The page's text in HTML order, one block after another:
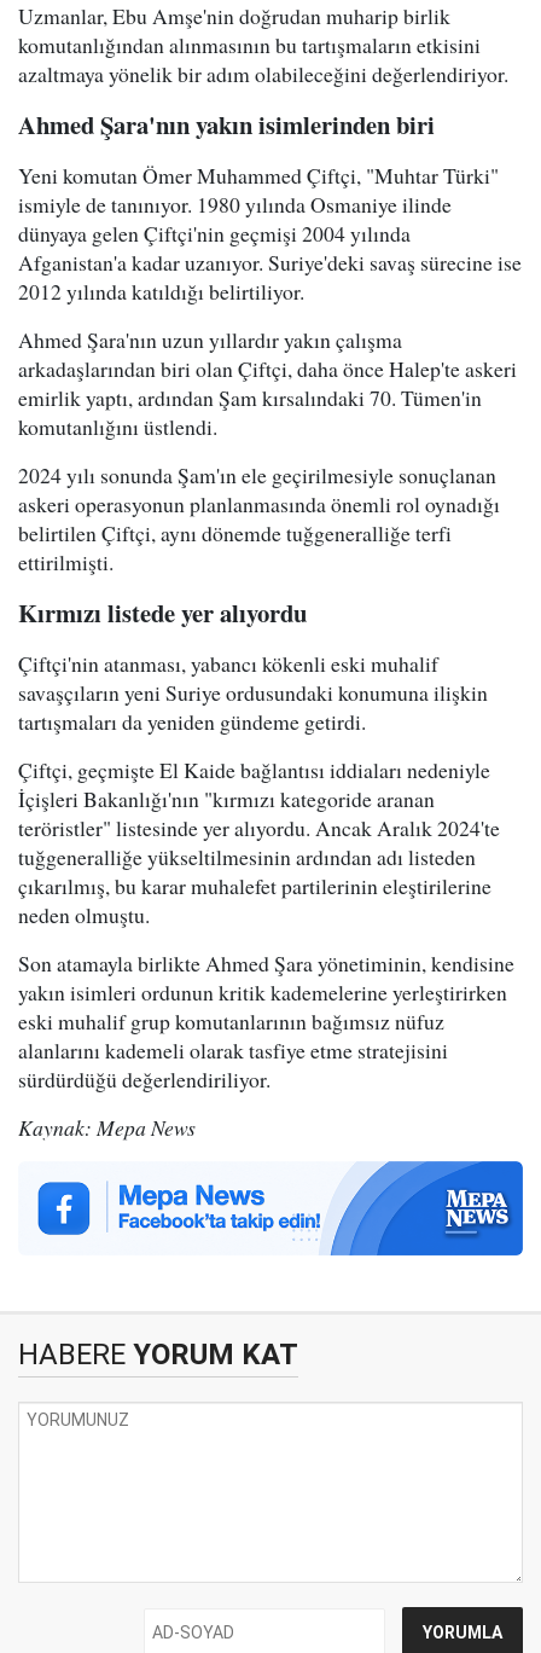
Uzmanlar, Ebu Amşe'nin doğrudan muharip birlik
komutanlığından alınmasının bu tartışmaların etkisini
azaltmaya yönelik bir adım olabileceğini değerlendiriyor.
Ahmed Şara'nın yakın isimlerinden biri
Yeni komutan Ömer Muhammed Çiftçi, "Muhtar Türki"
ismiyle de tanınıyor. 1980 yılında Osmaniye ilinde
dünyaya gelen Çiftçi'nin geçmişi 2004 yılında
Afganistan'a kadar uzanıyor. Suriye'deki savaş sürecine ise
2012 yılında katıldığı belirtiliyor.
Ahmed Şara'nın uzun yıllardır yakın çalışma
arkadaşlarından biri olan Çiftçi, daha önce Halep'te askeri
emirlik yaptı, ardından Şam kırsalındaki 70. Tümen'in
komutanlığını üstlendi.
2024 yılı sonunda Şam'ın ele geçirilmesiyle sonuçlanan
askeri operasyonun planlanmasında önemli rol oynadığı
belirtilen Çiftçi, aynı dönemde tuğgeneralliğe terfi
ettirilmişti.
Kırmızı listede yer alıyordu
Çiftçi'nin atanması, yabancı kökenli eski muhalif
savaşçıların yeni Suriye ordusundaki konumuna ilişkin
tartışmaları da yeniden gündeme getirdi.
Çiftçi, geçmişte El Kaide bağlantısı iddiaları nedeniyle
İçişleri Bakanlığı'nın "kırmızı kategoride aranan
teröristler" listesinde yer alıyordu. Ancak Aralık 2024'te
tuğgeneralliğe yükseltilmesinin ardından adı listeden
çıkarılmış, bu karar muhalefet partilerinin eleştirilerine
neden olmuştu.
Son atamayla birlikte Ahmed Şara yönetiminin, kendisine
yakın isimleri ordunun kritik kademelerine yerleştirirken
eski muhalif grup komutanlarının bağımsız nüfuz
alanlarını kademeli olarak tasfiye etme stratejisini
sürdürdüğü değerlendiriliyor.
Kaynak: Mepa News
HABERE YORUM KAT